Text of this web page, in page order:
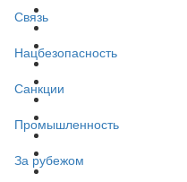
Связь
Нацбезопасность
Санкции
Промышленность
За рубежом